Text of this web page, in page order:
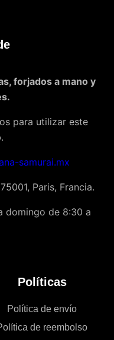
forjados a mano y
para utilizar este
samurai.mx
Paris, Francia.
domingo de 8:30 a
Políticas
Política de envío
de reembolso